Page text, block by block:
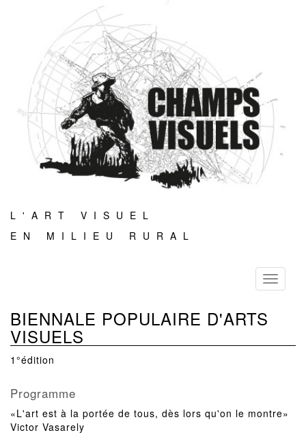
L'ART VISUEL
EN MILIEU RURAL
Toggle
BIENNALE POPULAIRE D'ARTS
VISUELS
1°édition
Programme
«L'art est à la portée de tous, dès lors qu'on le montre»
Victor Vasarely